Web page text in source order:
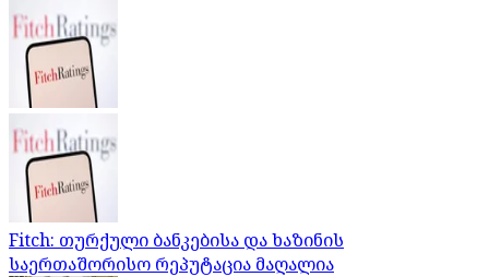
Fitch: თურქული ბანკებისა და ხაზინის
საერთაშორისო რეპუტაცია მაღალია